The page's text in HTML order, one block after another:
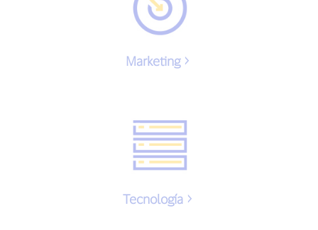
Marketing
Tecnología